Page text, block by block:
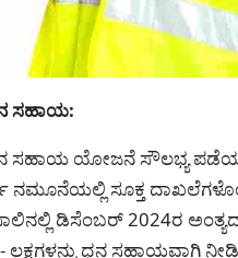
ಸಹಾಯ:
ಧನ ಸಹಾಯ ಯೋಜನೆ ಸೌಲಭ್ಯ
ನಮೂನೆಯಲ್ಲಿ ಸೂಕ್ತ
ಡಿಸೆಂಬರ್ 2024ರ
ಲಕ್ಷಗಳನ್ನು ಧನ ಸಹಾಯವಾಗಿ